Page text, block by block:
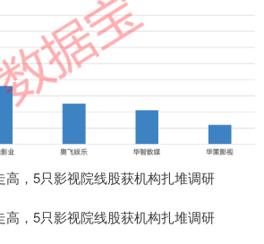
，5只影视院线股获机构扎堆调研
，5只影视院线股获机构扎堆调研